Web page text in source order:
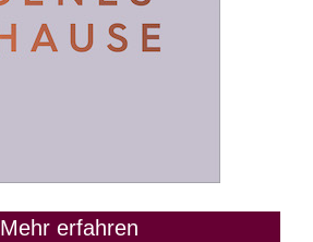
Mehr erfahren